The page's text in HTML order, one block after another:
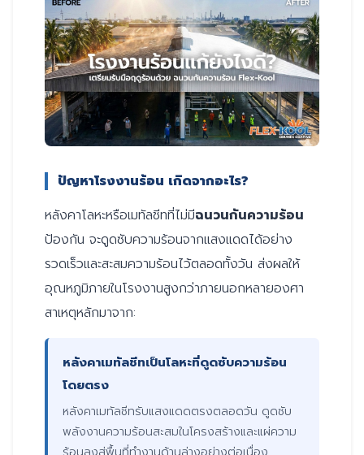
ปัญหาโรงงานร้อน เกิดจากอะไร?
หลังคาโลหะหรือเมทัลชีทที่ไม่มีฉนวนกันความร้อน
ป้องกัน จะดูดซับความร้อนจากแสงแดดได้อย่าง
รวดเร็วและสะสมความร้อนไว้ตลอดทั้งวัน ส่งผลให้
อุณหภูมิภายในโรงงานสูงกว่าภายนอกหลายองศา
สาเหตุหลักมาจาก:
หลังคาเมทัลชีทเป็นโลหะที่ดูดซับความร้อน
โดยตรง
หลังคาเมทัลชีทรับแสงแดดตรงตลอดวัน ดูดซับ
พลังงานความร้อนสะสมในโครงสร้างและแผ่ความ